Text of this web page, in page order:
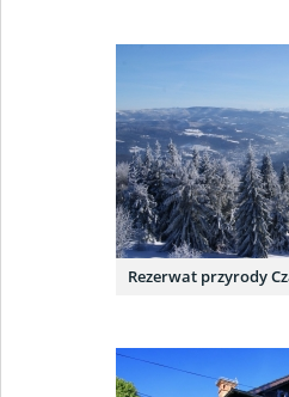
Rezerwat przyrody